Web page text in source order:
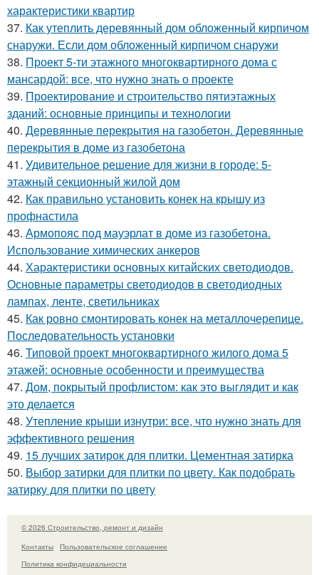
характеристики квартир
37. Как утеплить деревянный дом обложенный кирпичом
снаружи. Если дом обложенный кирпичом снаружи
38. Проект 5-ти этажного многоквартирного дома с
мансардой: все, что нужно знать о проекте
39. Проектирование и строительство пятиэтажных
зданий: основные принципы и технологии
40. Деревянные перекрытия на газобетон. Деревянные
перекрытия в доме из газобетона
41. Удивительное решение для жизни в городе: 5-
этажный секционный жилой дом
42. Как правильно установить конек на крышу из
профнастила
43. Армопояс под мауэрлат в доме из газобетона.
Использование химических анкеров
44. Характеристики основных китайских светодиодов.
Основные параметры светодиодов в светодиодных
лампах, ленте, светильниках
45. Как ровно смонтировать конек на металлочерепице.
Последовательность установки
46. Типовой проект многоквартирного жилого дома 5
этажей: основные особенности и преимущества
47. Дом, покрытый профлистом: как это выглядит и как
это делается
48. Утепление крыши изнутри: все, что нужно знать для
эффективного решения
49. 15 лучших затирок для плитки. Цементная затирка
50. Выбор затирки для плитки по цвету. Как подобрать
затирку для плитки по цвету
© 2026 Строительство, ремонт и дизайн
Контакты
Пользовательское соглашение
Политика конфидециальности